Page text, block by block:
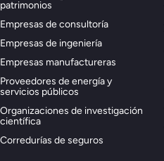
patrimonios
Empresas de consultoría
Empresas de ingeniería
Empresas manufactureras
Proveedores de energía y
servicios públicos
Organizaciones de investigación
científica
Corredurías de seguros